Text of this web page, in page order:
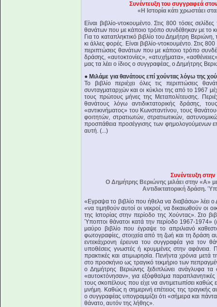
Συνέντευξη του συγγραφεά
«Η Ιστορία κάτι χρωστάει
Είναι βιβλίο-ντοκουμέντο. Στις 800 τόσες
θανάτων που με κάποιο τρόπο συνδέθηκαν με το
Για το καταπληκτικό βιβλίο του Δημήτρη
κι άλλες φορές. Είναι βιβλίο-ντοκουμέντο. Στις
περιπτώσεις θανάτων που με κάποιο τρόπο
δράσης, «αυτοκτονίες», «ατυχήματα»,
μας τα λέει ο ίδιος ο συγγραφέας, ο Δημήτρης
● Μιλάμε για θανάτους επί χούντας λόγω της
Το βιβλίο περιέχει όλες τις περιπτώσεις
συνταγματαρχών και οι κύκλοι της από το 1967
τους πρώτους μήνες της Μεταπολίτευσης.
θανάτους λόγω αντιδικτατορικής δράσης,
«αντικινήματος» του Κωνσταντίνου, τους
φοιτητών, στρατιωτών, στρατιωτικών,
προσπάθεια προσέγγισης των
αυτή. (...)
Συνέντευξη
Ο Δημήτρης Βεριώνης μιλάει στην «Α»
Αντιδικτατορική δράση.
«Εγραψα το βιβλίο που ήθελα να διαβάσω» λέει ο
«να τιμηθούν αυτοί οι νεκροί, να δικαιωθούν οι
της Ιστορίας στην περίοδο της Χούντας». Στο
Ύποπτοι θάνατοι κατά την περίοδο 1967-1974»
μαύρο βιβλίο που έγραψε το απριλιανό
φωτογραφίες, στοιχεία από τη ζωή και τη δράση
εντεκάχρονη έρευνα του συγγραφέα για τον
υποθέσεις γνωστές ή κρυμμένες στην αφάνεια.
πρακτικές και ατιμωρησία. Πενήντα χρόνια
στο προσκήνιο ως τραγικό τεκμήριο των
ο Δημήτρης Βεριώνης ξεδιπλώνει ανάγλυφα
«αυτοκτόνησαν», για εξόφθαλμα
τους σκοπέλους που είχε να αντιμετωπίσει καθώς
μνήμη. Καθώς η σημερινή επέτειος της τραγικής
ο συγγραφέας υπογραμμίζει ότι «σήμερα και
θάνατο, αυτόν της λήθης».